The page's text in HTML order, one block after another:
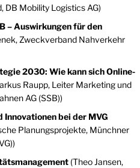
DB Mobility Logistics AG)
– Auswirkungen für den
Zweckverband Nahverkehr
2030: Wie kann sich Online-
Raupp, Leiter Marketing und
AG (SSB))
bei der MVG
Planungsprojekte, Münchner
(Theo Jansen,